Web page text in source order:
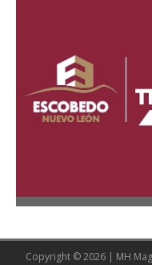
Copyright © 2026 | MH